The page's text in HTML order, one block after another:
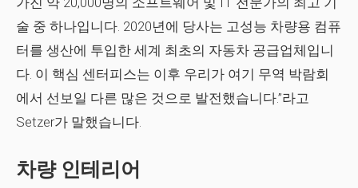
술 중 하나입니다. 2020년에 당사는 고성능 차량용 컴퓨
터를 생산에 투입한 세계 최초의 자동차 공급업체입니
다. 이 핵심 센터피스는 이후 우리가 여기 무역 박람회
에서 선보일 다른 많은 것으로 발전했습니다.”라고
Setzer가 말했습니다.
차량 인테리어